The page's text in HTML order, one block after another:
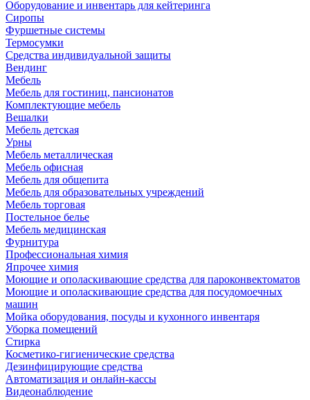
Оборудование и инвентарь для кейтеринга
Сиропы
Фуршетные системы
Термосумки
Средства индивидуальной защиты
Вендинг
Мебель
Мебель для гостиниц, пансионатов
Комплектующие мебель
Вешалки
Мебель детская
Урны
Мебель металлическая
Мебель офисная
Мебель для общепита
Мебель для образовательных учреждений
Мебель торговая
Постельное белье
Мебель медицинская
Фурнитура
Профессиональная химия
Япрочее химия
Моющие и ополаскивающие средства для пароконвектоматов
Моющие и ополаскивающие средства для посудомоечных
машин
Мойка оборудования, посуды и кухонного инвентаря
Уборка помещений
Стирка
Косметико-гигиенические средства
Дезинфицирующие средства
Автоматизация и онлайн-кассы
Видеонаблюдение